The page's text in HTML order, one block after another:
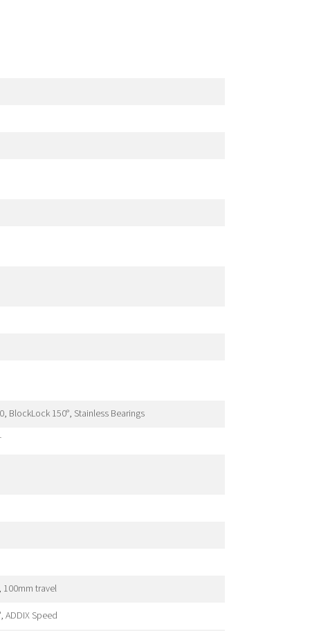
BlockLock 150°, Stainless Bearings
100mm travel
ADDIX Speed